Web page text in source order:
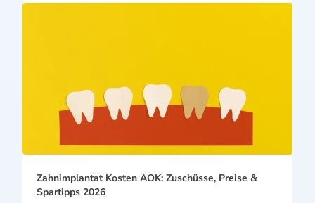
Zahnimplantat Kosten AOK: Zuschüsse, Preise &
Spartipps 2026